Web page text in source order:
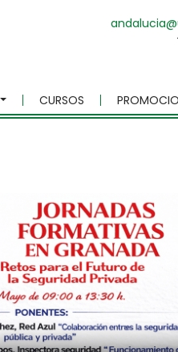
CURSOS